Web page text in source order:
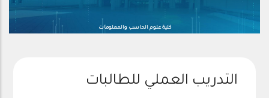
كلية علوم الحاسب والمعلومات
التدريب العملي للطالبات